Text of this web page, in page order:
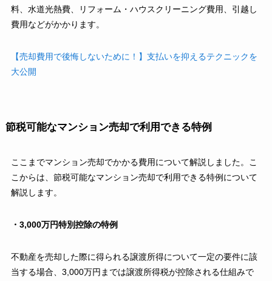
料、水道光熱費、リフォーム・ハウスクリーニング費用、引越し
費用などがかかります。
【売却費用で後悔しないために！】支払いを抑えるテクニックを
大公開
節税可能なマンション売却で利用できる特例
ここまでマンション売却でかかる費用について解説しました。こ
こからは、節税可能なマンション売却で利用できる特例について
解説します。
・3,000万円特別控除の特例
不動産を売却した際に得られる譲渡所得について一定の要件に該
当する場合、3,000万円までは譲渡所得税が控除される仕組みで